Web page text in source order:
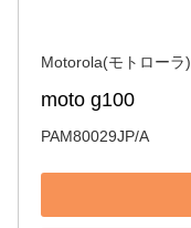
Motorola(モトローラ)
moto g100
PAM80029JP/A